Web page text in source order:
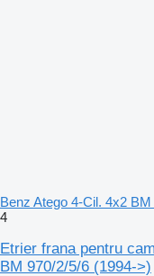
Benz Atego 4-Cil. 4x2
4
Etrier frana pentru
BM 970/2/5/6 (1994->)